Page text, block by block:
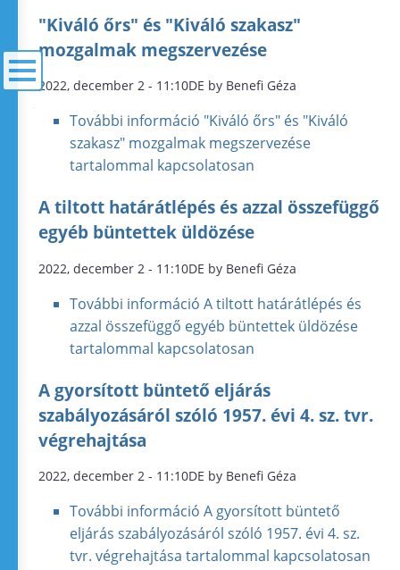
"Kiváló őrs" és "Kiváló szakasz"
mozgalmak megszervezése
2022, december 2 - 11:10DE by Benefi Géza
További információ "Kiváló őrs" és "Kiváló
szakasz" mozgalmak megszervezése
tartalommal kapcsolatosan
A tiltott határátlépés és azzal összefüggő
egyéb büntettek üldözése
2022, december 2 - 11:10DE by Benefi Géza
További információ A tiltott határátlépés és
azzal összefüggő egyéb büntettek üldözése
tartalommal kapcsolatosan
A gyorsított büntető eljárás
szabályozásáról szóló 1957. évi 4. sz. tvr.
végrehajtása
2022, december 2 - 11:10DE by Benefi Géza
További információ A gyorsított büntető
eljárás szabályozásáról szóló 1957. évi 4. sz.
tvr. végrehajtása tartalommal kapcsolatosan